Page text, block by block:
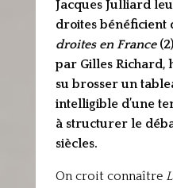
Jacques Julliard
droites bénéficient
droites en France
par Gilles Richard,
su brosser un
intelligible d’une
à structurer le
siècles.
On croit connaître